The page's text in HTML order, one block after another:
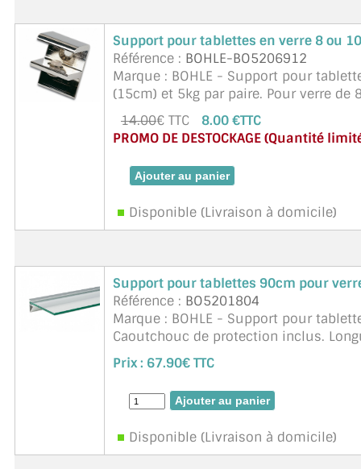
Support pour tablettes en verre 8 ou
Référence : BOHLE-BO5206912
Marque : BOHLE - Support pour
(15cm) et 5kg par paire. Pour verre
14.00€ TTC 8.00 €TTC
PROMO DE DESTOCKAGE (Quantité
Disponible (Livraison à domicile)
Support pour tablettes 90cm pour
Référence : BO5201804
Marque : BOHLE - Support pour
Caoutchouc de protection inclus.
Charge : Profondeur 30cm = 50 kg/m
ent ...suite
Prix : 67.90€ TTC
Disponible (Livraison à domicile)